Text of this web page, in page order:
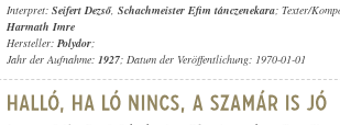
Interpret: Seifert Dezső, Schachmeister Efim tánczenekara; Texter/
Harmath Imre
Hersteller: Polydor;
Jahr der Aufnahme: 1927; Datum der Veröffentlichung: 1970-01-01